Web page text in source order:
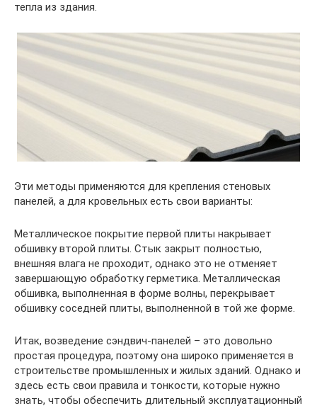
тепла из здания.
Эти методы применяются для крепления стеновых
панелей, а для кровельных есть свои варианты:
Металлическое покрытие первой плиты накрывает
обшивку второй плиты. Стык закрыт полностью,
внешняя влага не проходит, однако это не отменяет
завершающую обработку герметика. Металлическая
обшивка, выполненная в форме волны, перекрывает
обшивку соседней плиты, выполненной в той же форме.
Итак, возведение сэндвич-панелей – это довольно
простая процедура, поэтому она широко применяется в
строительстве промышленных и жилых зданий. Однако и
здесь есть свои правила и тонкости, которые нужно
знать, чтобы обеспечить длительный эксплуатационный